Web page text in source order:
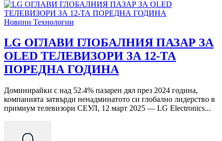
Новини Технологии
LG ОГЛАВИ ГЛОБАЛНИЯ ПАЗАР ЗА
OLED ТЕЛЕВИЗОРИ ЗА 12-ТА
ПОРЕДНА ГОДИНА
Доминирайки с над 52.4% пазарен дял през 2024 година,
компанията затвърди ненадминатото си глобално лидерство в
примиум телевизори СЕУЛ, 12 март 2025 — LG Electronics...